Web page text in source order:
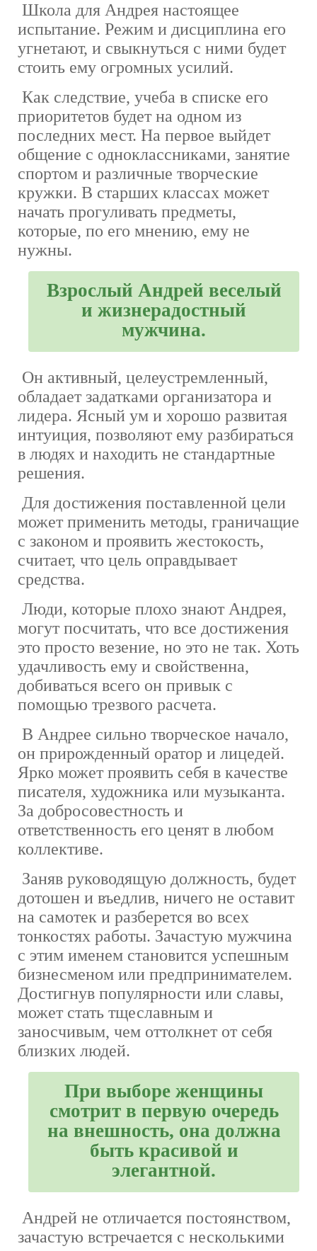
Школа для Андрея настоящее
испытание. Режим и дисциплина его
угнетают, и свыкнуться с ними будет
стоить ему огромных усилий.
Как следствие, учеба в списке его
приоритетов будет на одном из
последних мест. На первое выйдет
общение с одноклассниками, занятие
спортом и различные творческие
кружки. В старших классах может
начать прогуливать предметы,
которые, по его мнению, ему не
нужны.
Взрослый Андрей веселый
и жизнерадостный
мужчина.
Он активный, целеустремленный,
обладает задатками организатора и
лидера. Ясный ум и хорошо развитая
интуиция, позволяют ему разбираться
в людях и находить не стандартные
решения.
Для достижения поставленной цели
может применить методы, граничащие
с законом и проявить жестокость,
считает, что цель оправдывает
средства.
Люди, которые плохо знают Андрея,
могут посчитать, что все достижения
это просто везение, но это не так. Хоть
удачливость ему и свойственна,
добиваться всего он привык с
помощью трезвого расчета.
В Андрее сильно творческое начало,
он прирожденный оратор и лицедей.
Ярко может проявить себя в качестве
писателя, художника или музыканта.
За добросовестность и
ответственность его ценят в любом
коллективе.
Заняв руководящую должность, будет
дотошен и въедлив, ничего не оставит
на самотек и разберется во всех
тонкостях работы. Зачастую мужчина
с этим именем становится успешным
бизнесменом или предпринимателем.
Достигнув популярности или славы,
может стать тщеславным и
заносчивым, чем оттолкнет от себя
близких людей.
При выборе женщины
смотрит в первую очередь
на внешность, она должна
быть красивой и
элегантной.
Андрей не отличается постоянством,
зачастую встречается с несколькими